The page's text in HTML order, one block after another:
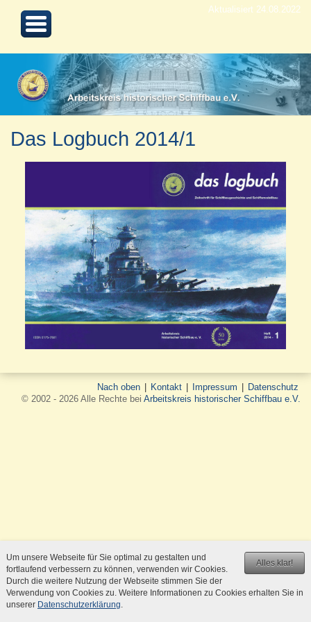
Aktualisiert 24.08.2022
Das Logbuch 2014/1
Nach oben Kontakt Impressum
Datenschutz
© 2002 - 2026 Alle Rechte bei Arbeitskreis historischer Schiffbau e.V.
Alles klar!
Um unsere Webseite für Sie optimal zu gestalten und
fortlaufend verbessern zu können, verwenden wir Cookies.
Durch die weitere Nutzung der Webseite stimmen Sie der
Verwendung von Cookies zu. Weitere Informationen zu Cookies erhalten Sie in
unserer Datenschutzerklärung